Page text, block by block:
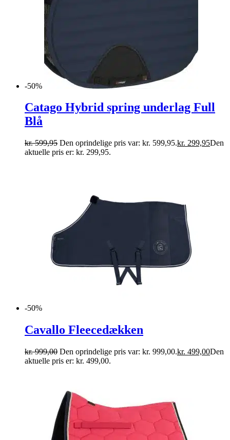
-50%
Catago Hybrid spring underlag Full
Blå
kr.599,95 Den oprindelige pris var: kr. 599,95.kr. 299,95Den
aktuelle pris er: kr. 299,95.
-50%
Cavallo Fleecedækken
kr.999,00 Den oprindelige pris var: kr. 999,00.kr. 499,00Den
aktuelle pris er: kr. 499,00.